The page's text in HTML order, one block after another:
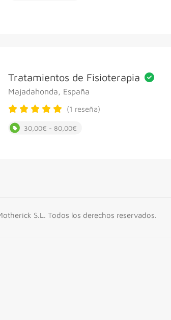
Tratamientos de Fisioterapia
Majadahonda, España
(1 reseña)
30,00€ - 80,00€
S.L. Todos los derechos reservados.